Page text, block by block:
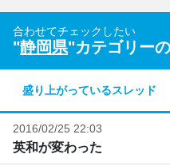
合わせてチェックしたい
"静岡県"カテゴリー
盛り上がっているスレッド
2016/02/25 22:03
英和が変わった